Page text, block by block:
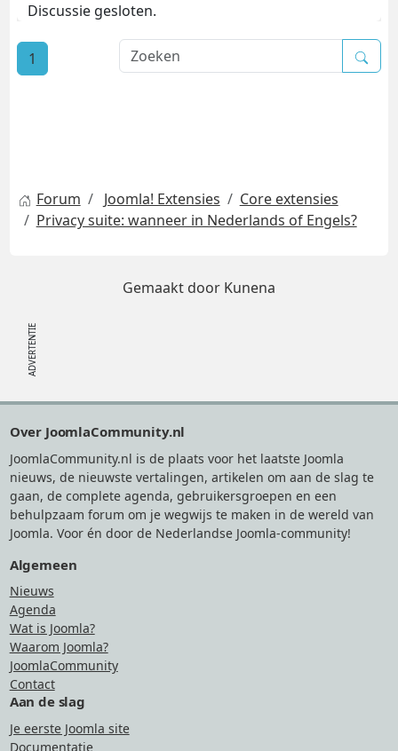
Discussie gesloten.
1
Forum Joomla! Extensies
Core extensies
Privacy suite: wanneer in Nederlands of Engels?
Gemaakt door Kunena
Over JoomlaCommunity.nl
JoomlaCommunity.nl is de plaats voor het laatste Joomla
nieuws, de nieuwste vertalingen, artikelen om aan de slag te
gaan, de complete agenda, gebruikersgroepen en een
behulpzaam forum om je wegwijs te maken in de wereld van
Joomla. Voor én door de Nederlandse Joomla-community!
Algemeen
Nieuws
Agenda
Wat is Joomla?
Waarom Joomla?
JoomlaCommunity
Contact
Aan de slag
Je eerste Joomla site
Documentatie